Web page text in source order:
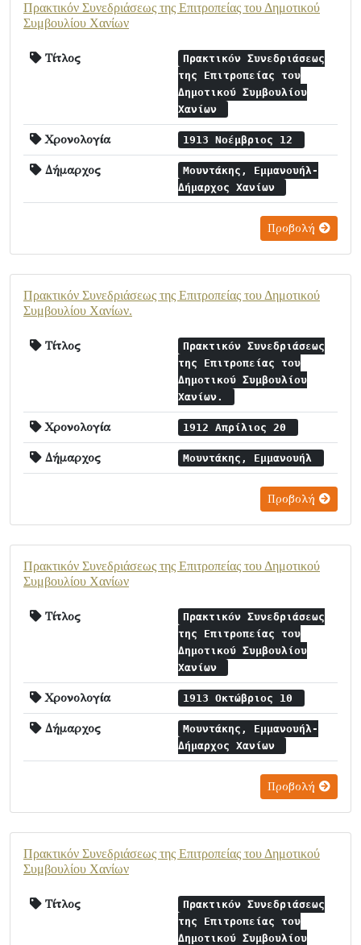
Πρακτικόν Συνεδριάσεως της Επιτροπείας του Δημοτικού
Συμβουλίου Χανίων
Τίτλος
Πρακτικόν Συνεδριάσεως
της Επιτροπείας του
Δημοτικού Συμβουλίου
Χανίων
Χρονολογία 1913 Νοέμβριος 12
Δήμαρχος
Μουντάκης, Εμμανουήλ-
Δήμαρχος Χανίων
Προβολή
Πρακτικόν Συνεδριάσεως της Επιτροπείας του Δημοτικού
Συμβουλίου Χανίων.
Τίτλος
Πρακτικόν Συνεδριάσεως
της Επιτροπείας του
Δημοτικού Συμβουλίου
Χανίων.
Χρονολογία 1912 Απρίλιος 20
Δήμαρχος Μουντάκης, Εμμανουήλ
Προβολή
Πρακτικόν Συνεδριάσεως της Επιτροπείας του Δημοτικού
Συμβουλίου Χανίων
Τίτλος
Πρακτικόν Συνεδριάσεως
της Επιτροπείας του
Δημοτικού Συμβουλίου
Χανίων
Χρονολογία 1913 Οκτώβριος 10
Δήμαρχος
Μουντάκης, Εμμανουήλ-
Δήμαρχος Χανίων
Προβολή
Πρακτικόν Συνεδριάσεως της Επιτροπείας του Δημοτικού
Συμβουλίου Χανίων
Τίτλος
Πρακτικόν Συνεδριάσεως
της Επιτροπείας του
Δημοτικού Συμβουλίου